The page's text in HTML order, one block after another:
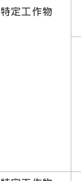
特定工作物